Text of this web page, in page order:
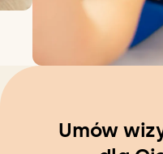
Umów